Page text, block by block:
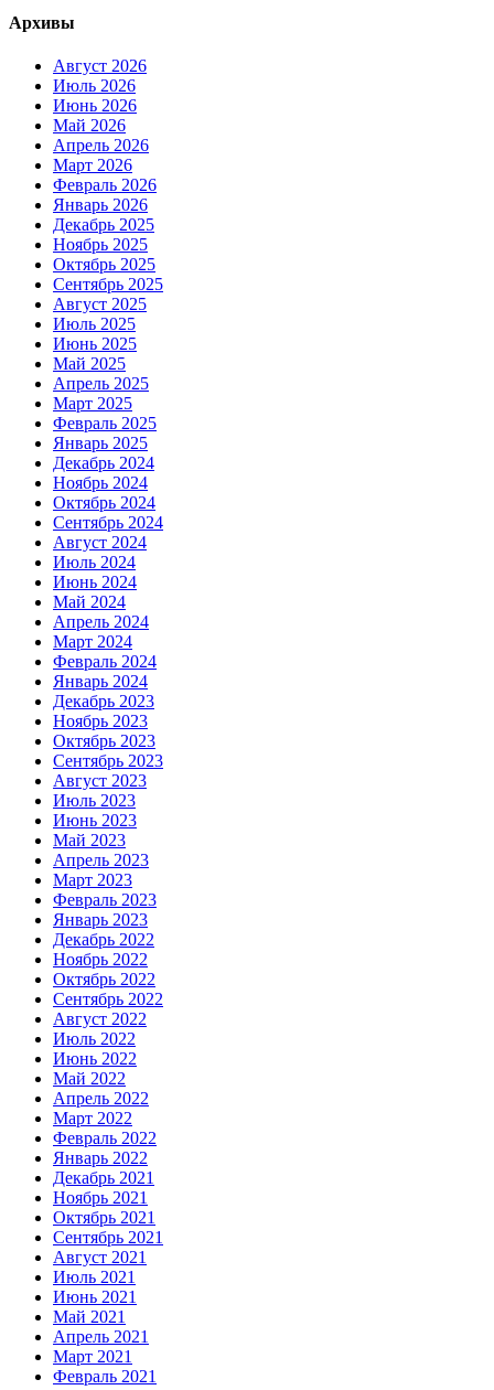
Архивы
Август 2026
Июль 2026
Июнь 2026
Май 2026
Апрель 2026
Март 2026
Февраль 2026
Январь 2026
Декабрь 2025
Ноябрь 2025
Октябрь 2025
Сентябрь 2025
Август 2025
Июль 2025
Июнь 2025
Май 2025
Апрель 2025
Март 2025
Февраль 2025
Январь 2025
Декабрь 2024
Ноябрь 2024
Октябрь 2024
Сентябрь 2024
Август 2024
Июль 2024
Июнь 2024
Май 2024
Апрель 2024
Март 2024
Февраль 2024
Январь 2024
Декабрь 2023
Ноябрь 2023
Октябрь 2023
Сентябрь 2023
Август 2023
Июль 2023
Июнь 2023
Май 2023
Апрель 2023
Март 2023
Февраль 2023
Январь 2023
Декабрь 2022
Ноябрь 2022
Октябрь 2022
Сентябрь 2022
Август 2022
Июль 2022
Июнь 2022
Май 2022
Апрель 2022
Март 2022
Февраль 2022
Январь 2022
Декабрь 2021
Ноябрь 2021
Октябрь 2021
Сентябрь 2021
Август 2021
Июль 2021
Июнь 2021
Май 2021
Апрель 2021
Март 2021
Февраль 2021